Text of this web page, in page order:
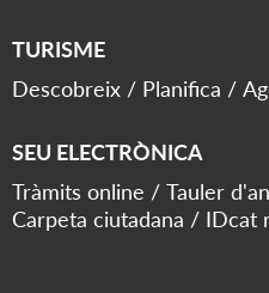
TURISME
Descobreix
Planifica
SEU ELECTRÒNICA
Tràmits online
Tauler
Carpeta ciutadana
IDcat